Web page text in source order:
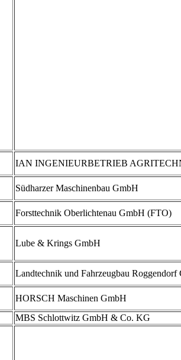
IAN INGENIEURBETRIEB
Südharzer Maschinenbau GmbH
Forsttechnik Oberlichtenau GmbH (FTO)
Lube & Krings GmbH
Landtechnik und Fahrzeugbau
HORSCH Maschinen GmbH
MBS Schlottwitz GmbH & Co. KG